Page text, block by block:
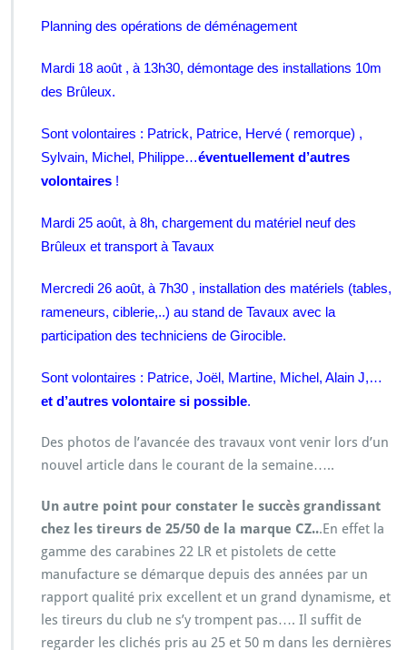
Planning des opérations de déménagement
Mardi 18 août , à 13h30, démontage des installations 10m
des Brûleux.
Sont volontaires : Patrick, Patrice, Hervé ( remorque) ,
Sylvain, Michel, Philippe…éventuellement d’autres
volontaires !
Mardi 25 août, à 8h, chargement du matériel neuf des
Brûleux et transport à Tavaux
Mercredi 26 août, à 7h30 , installation des matériels (tables,
rameneurs, ciblerie,..) au stand de Tavaux avec la
participation des techniciens de Girocible.
Sont volontaires : Patrice, Joël, Martine, Michel, Alain J,…
et d’autres volontaire si possible.
Des photos de l’avancée des travaux vont venir lors d’un
nouvel article dans le courant de la semaine…..
Un autre point pour constater le succès grandissant
chez les tireurs de 25/50 de la marque CZ...En effet la
gamme des carabines 22 LR et pistolets de cette
manufacture se démarque depuis des années par un
rapport qualité prix excellent et un grand dynamisme, et
les tireurs du club ne s’y trompent pas…. Il suffit de
regarder les clichés pris au 25 et 50 m dans les dernières